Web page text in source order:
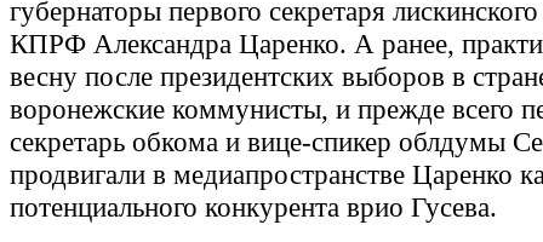
губернаторы первого секретаря
КПРФ Александра Царенко. А ранее,
весну после президентских выборов в
воронежские коммунисты, и прежде всего
секретарь обкома и вице-спикер облдумы
продвигали в медиапространстве Царенко
потенциального конкурента врио Гусева.